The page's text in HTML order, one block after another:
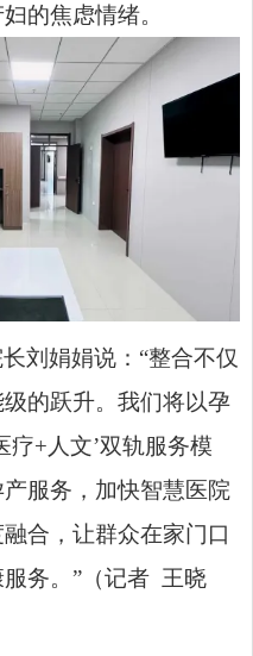
的焦虑情绪。
刘娟娟说：“整合不仅
的跃升。我们将以孕
疗+人文’双轨服务模
服务，加快智慧医院
合，让群众在家门口
务。”（记者 王晓